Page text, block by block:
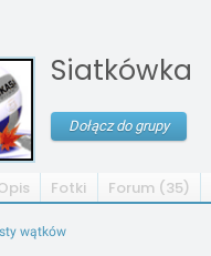
Siatkówka
Dołącz do grupy
Fotki Forum (35)
wątków